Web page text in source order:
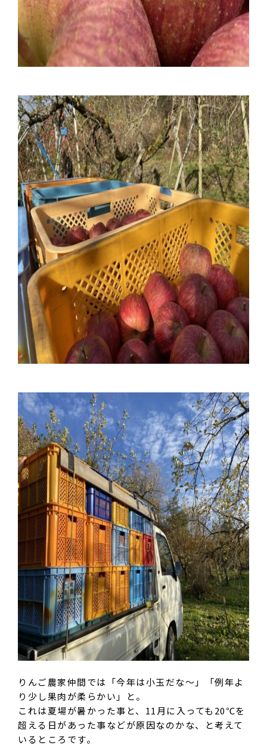
りんご農家仲間では「今年は小玉だな〜」「例年よ
り少し果肉が柔らかい」と。
これは夏場が暑かった事と、11月に入っても20℃を
超える日があった事などが原因なのかな、と考えて
いるところです。